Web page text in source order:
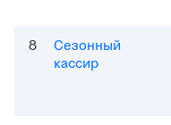
8
Сезонный
кассир